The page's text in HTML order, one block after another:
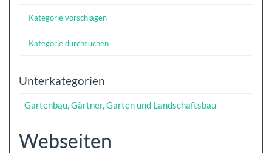
Kategorie vorschlagen
Kategorie durchsuchen
Unterkategorien
Gartenbau, Gärtner, Garten und Landschaftsbau
Webseiten